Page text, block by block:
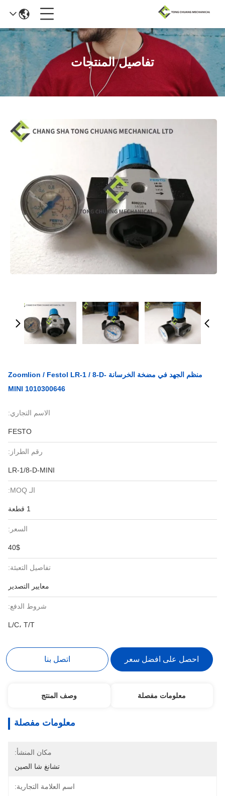
تفاصيل المنتجات
منظم الجهد في مضخة الخرسانة Zoomlion / Festol LR-1 / 8-D-
MINI 1010300646
الاسم التجاري:
FESTO
رقم الطراز:
LR-1/8-D-MINI
الـ MOQ:
1 قطعة
السعر:
40$
تفاصيل التعبئة:
معايير التصدير
شروط الدفع:
L/C، T/T
احصل على افضل سعر اتصل بنا
معلومات مفصلة وصف المنتج
معلومات مفصلة
مكان المنشأ:
تشانغ شا الصين
اسم العلامة التجارية: